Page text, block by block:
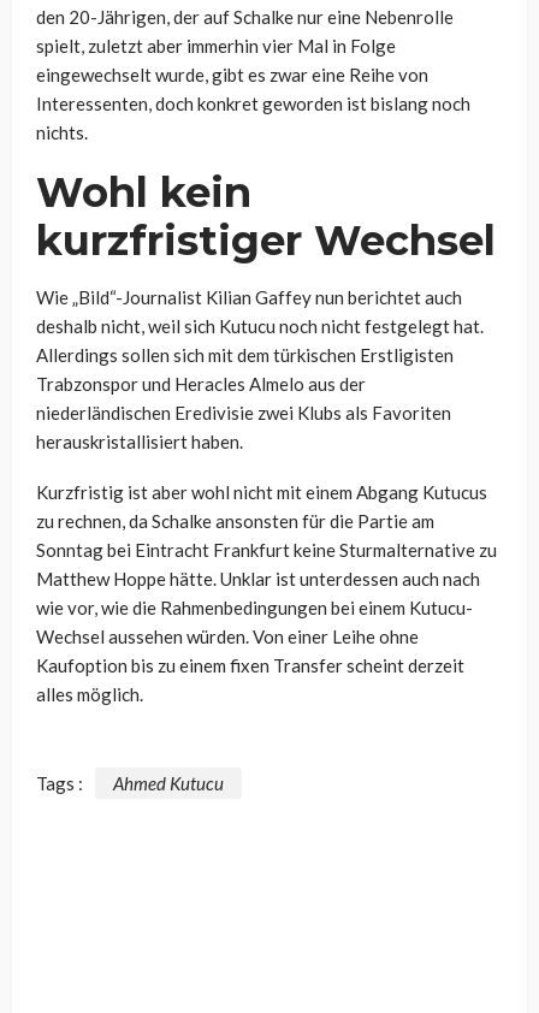
den 20-Jährigen, der auf Schalke nur eine Nebenrolle
spielt, zuletzt aber immerhin vier Mal in Folge
eingewechselt wurde, gibt es zwar eine Reihe von
Interessenten, doch konkret geworden ist bislang noch
nichts.
Wohl kein
kurzfristiger Wechsel
Wie „Bild“-Journalist Kilian Gaffey nun berichtet auch
deshalb nicht, weil sich Kutucu noch nicht festgelegt hat.
Allerdings sollen sich mit dem türkischen Erstligisten
Trabzonspor und Heracles Almelo aus der
niederländischen Eredivisie zwei Klubs als Favoriten
herauskristallisiert haben.
Kurzfristig ist aber wohl nicht mit einem Abgang Kutucus
zu rechnen, da Schalke ansonsten für die Partie am
Sonntag bei Eintracht Frankfurt keine Sturmalternative zu
Matthew Hoppe hätte. Unklar ist unterdessen auch nach
wie vor, wie die Rahmenbedingungen bei einem Kutucu-
Wechsel aussehen würden. Von einer Leihe ohne
Kaufoption bis zu einem fixen Transfer scheint derzeit
alles möglich.
Tags : Ahmed Kutucu